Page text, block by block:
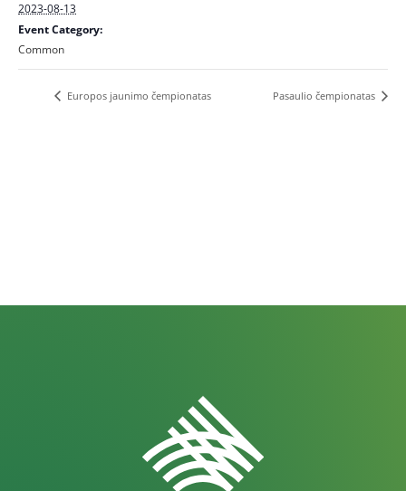
2023-08-13
Event Category:
Common
Europos jaunimo čempionatas Pasaulio čempionatas